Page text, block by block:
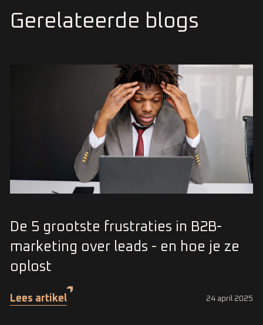
Gerelateerde blogs
De 5 grootste frustraties in B2B-
marketing over leads - en hoe je ze
oplost
Lees artikel 24 april 2025